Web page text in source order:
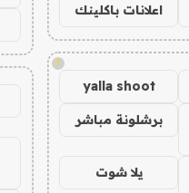
اعلانات باكلينك
!
yalla shoot
برشلونة مباشر
يلا شوت